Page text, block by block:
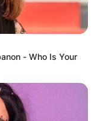
que la gente
por feas y
pueden ser más
- Who Is Your